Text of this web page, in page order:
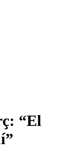
“El